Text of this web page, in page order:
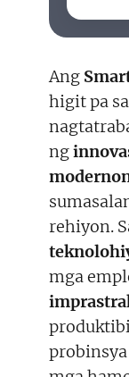
Ang
higit pa
ng
rehiyon.
mga